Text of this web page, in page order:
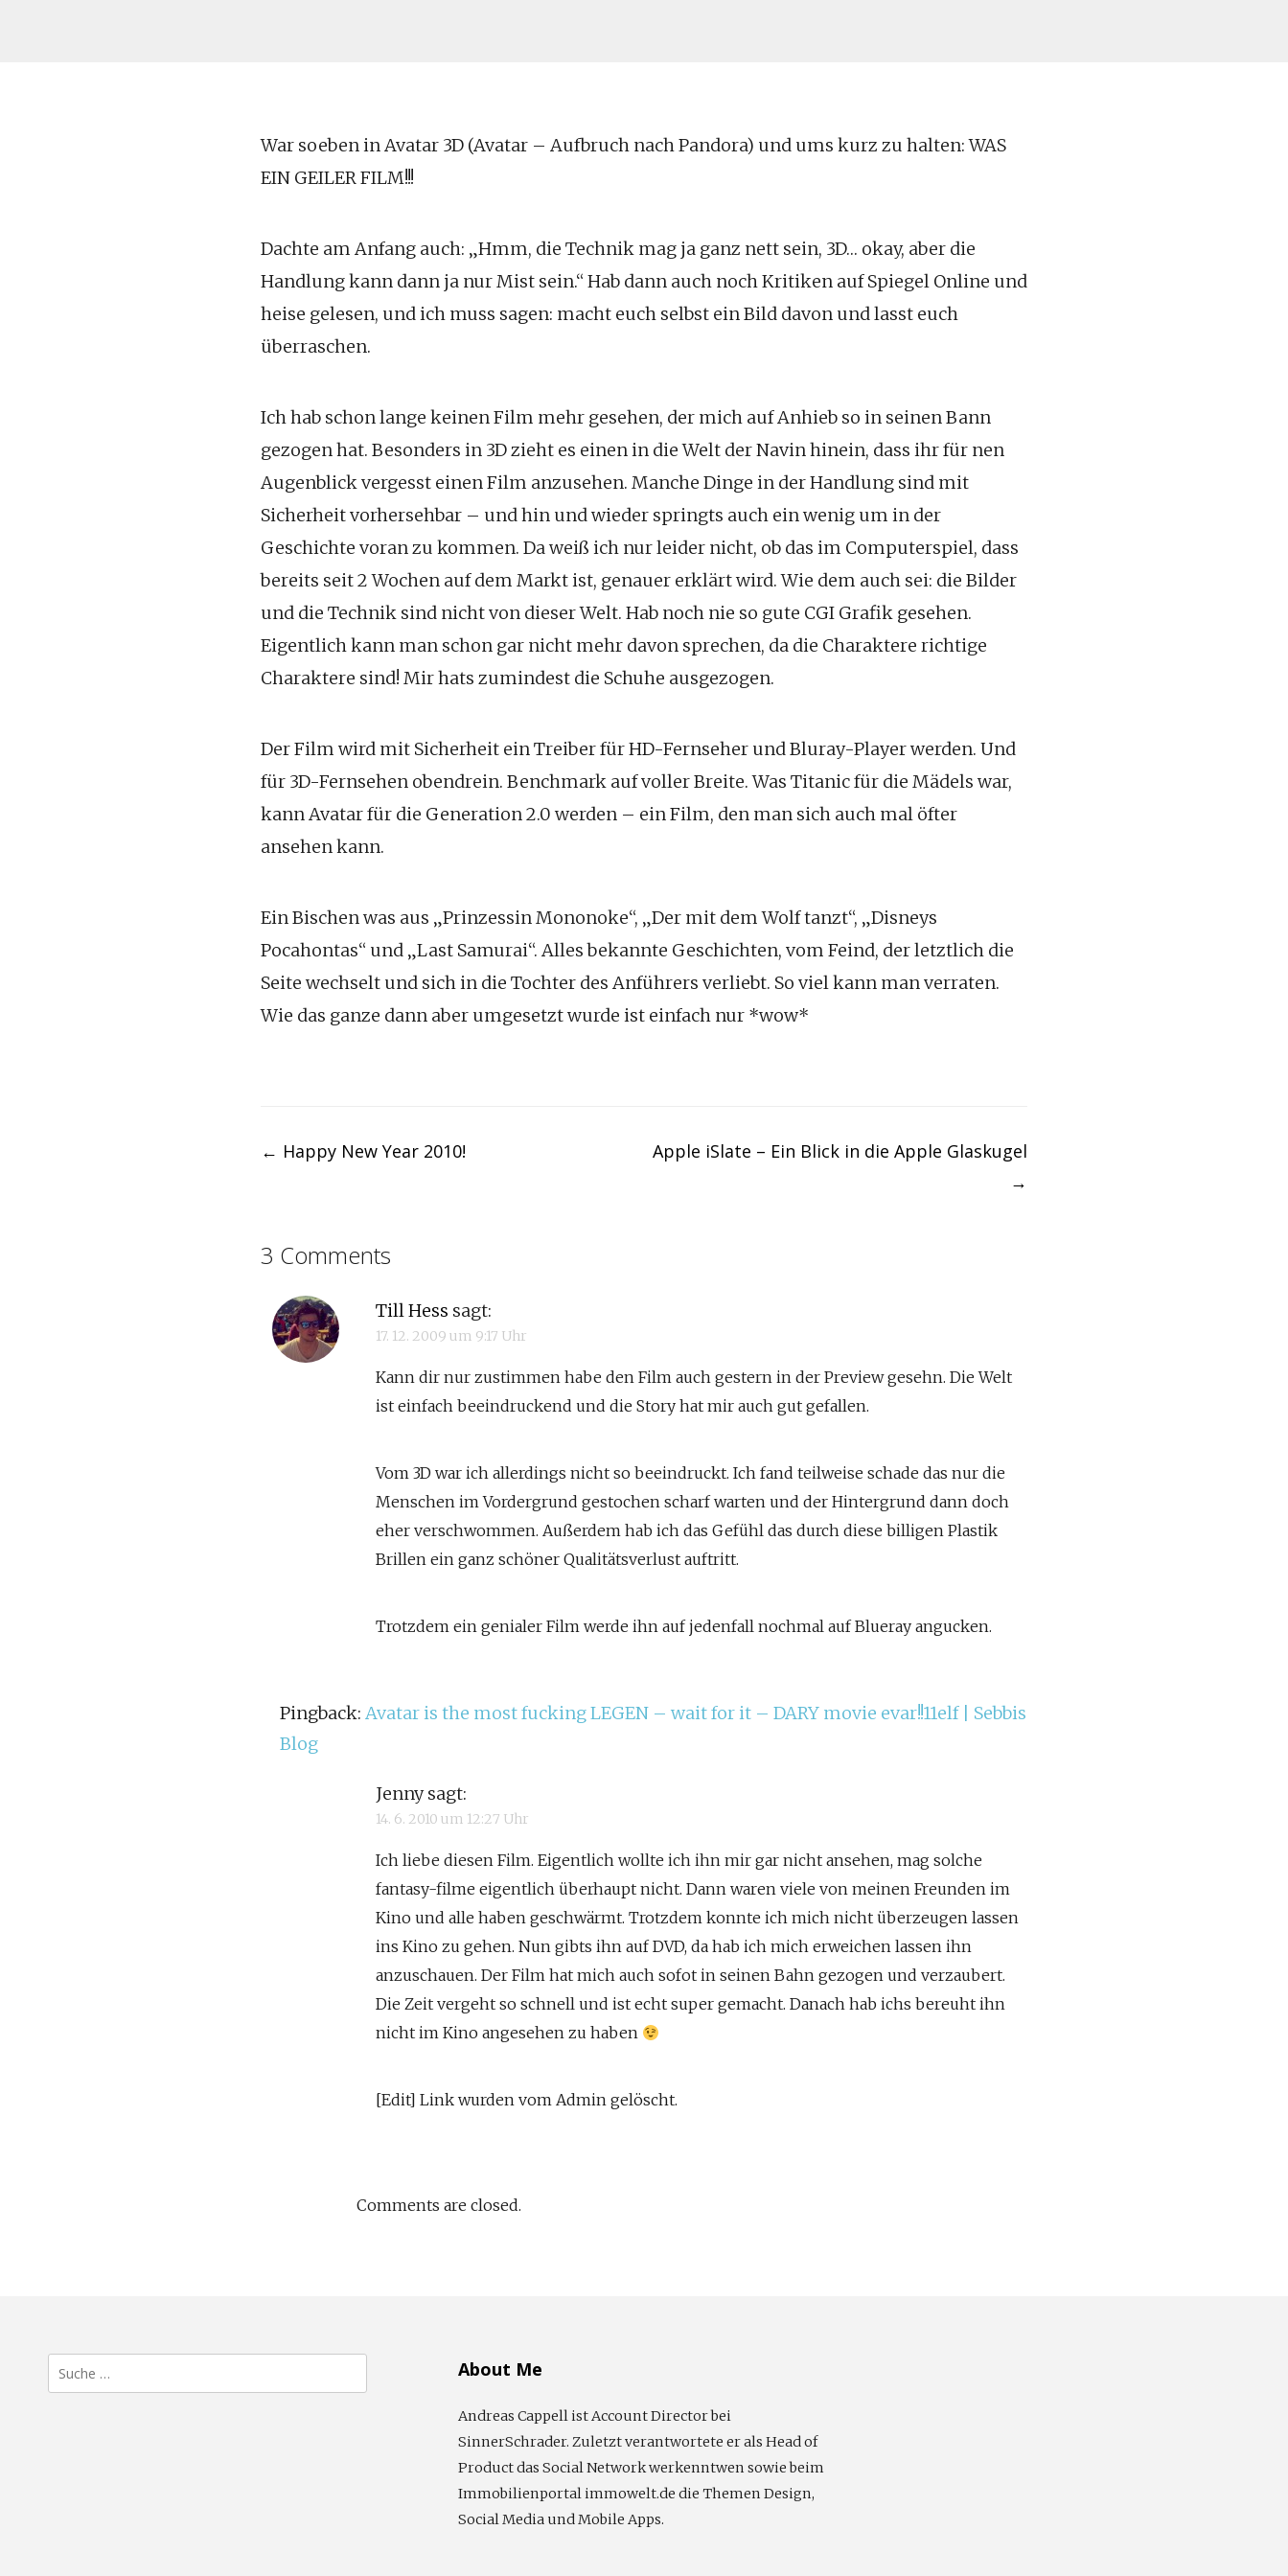
War soeben in Avatar 3D (Avatar – Aufbruch nach Pandora) und ums kurz zu halten: WAS
EIN GEILER FILM!!!
Dachte am Anfang auch: „Hmm, die Technik mag ja ganz nett sein, 3D… okay, aber die
Handlung kann dann ja nur Mist sein.“ Hab dann auch noch Kritiken auf Spiegel Online und
heise gelesen, und ich muss sagen: macht euch selbst ein Bild davon und lasst euch
überraschen.
Ich hab schon lange keinen Film mehr gesehen, der mich auf Anhieb so in seinen Bann
gezogen hat. Besonders in 3D zieht es einen in die Welt der Navin hinein, dass ihr für nen
Augenblick vergesst einen Film anzusehen. Manche Dinge in der Handlung sind mit
Sicherheit vorhersehbar – und hin und wieder springts auch ein wenig um in der
Geschichte voran zu kommen. Da weiß ich nur leider nicht, ob das im Computerspiel, dass
bereits seit 2 Wochen auf dem Markt ist, genauer erklärt wird. Wie dem auch sei: die Bilder
und die Technik sind nicht von dieser Welt. Hab noch nie so gute CGI Grafik gesehen.
Eigentlich kann man schon gar nicht mehr davon sprechen, da die Charaktere richtige
Charaktere sind! Mir hats zumindest die Schuhe ausgezogen.
Der Film wird mit Sicherheit ein Treiber für HD-Fernseher und Bluray-Player werden. Und
für 3D-Fernsehen obendrein. Benchmark auf voller Breite. Was Titanic für die Mädels war,
kann Avatar für die Generation 2.0 werden – ein Film, den man sich auch mal öfter
ansehen kann.
Ein Bischen was aus „Prinzessin Mononoke“, „Der mit dem Wolf tanzt“, „Disneys
Pocahontas“ und „Last Samurai“. Alles bekannte Geschichten, vom Feind, der letztlich die
Seite wechselt und sich in die Tochter des Anführers verliebt. So viel kann man verraten.
Wie das ganze dann aber umgesetzt wurde ist einfach nur *wow*
← Happy New Year 2010!
Apple iSlate – Ein Blick in die Apple Glaskugel
→
3 Comments
Till Hess sagt:
17. 12. 2009 um 9:17 Uhr
Kann dir nur zustimmen habe den Film auch gestern in der Preview gesehn. Die Welt
ist einfach beeindruckend und die Story hat mir auch gut gefallen.
Vom 3D war ich allerdings nicht so beeindruckt. Ich fand teilweise schade das nur die
Menschen im Vordergrund gestochen scharf warten und der Hintergrund dann doch
eher verschwommen. Außerdem hab ich das Gefühl das durch diese billigen Plastik
Brillen ein ganz schöner Qualitätsverlust auftritt.
Trotzdem ein genialer Film werde ihn auf jedenfall nochmal auf Blueray angucken.
Pingback: Avatar is the most fucking LEGEN – wait for it – DARY movie evar!!11elf | Sebbis
Blog
Jenny sagt:
14. 6. 2010 um 12:27 Uhr
Ich liebe diesen Film. Eigentlich wollte ich ihn mir gar nicht ansehen, mag solche
fantasy-filme eigentlich überhaupt nicht. Dann waren viele von meinen Freunden im
Kino und alle haben geschwärmt. Trotzdem konnte ich mich nicht überzeugen lassen
ins Kino zu gehen. Nun gibts ihn auf DVD, da hab ich mich erweichen lassen ihn
anzuschauen. Der Film hat mich auch sofot in seinen Bahn gezogen und verzaubert.
Die Zeit vergeht so schnell und ist echt super gemacht. Danach hab ichs bereuht ihn
nicht im Kino angesehen zu haben
[Edit] Link wurden vom Admin gelöscht.
Comments are closed.
Suche
nach:
About Me
Andreas Cappell ist Account Director bei
SinnerSchrader. Zuletzt verantwortete er als Head of
Product das Social Network werkenntwen sowie beim
Immobilienportal immowelt.de die Themen Design,
Social Media und Mobile Apps.